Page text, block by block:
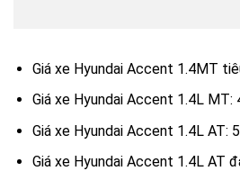
Giá xe Hyundai Accent 1.4MT
Giá xe Hyundai Accent 1.4L MT:
Giá xe Hyundai Accent 1.4L AT:
Giá xe Hyundai Accent 1.4L AT